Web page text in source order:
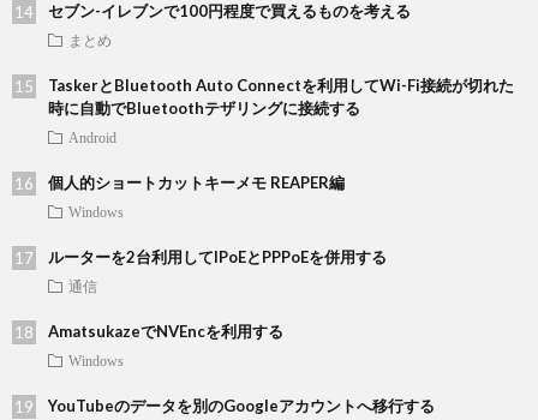
セブン-イレブンで100円程度で買えるものを考える
まとめ
TaskerとBluetooth Auto Connectを利用してWi-Fi接続が切れた
時に自動でBluetoothテザリングに接続する
Android
個人的ショートカットキーメモ REAPER編
Windows
ルーターを2台利用してIPoEとPPPoEを併用する
通信
AmatsukazeでNVEncを利用する
Windows
YouTubeのデータを別のGoogleアカウントへ移行する